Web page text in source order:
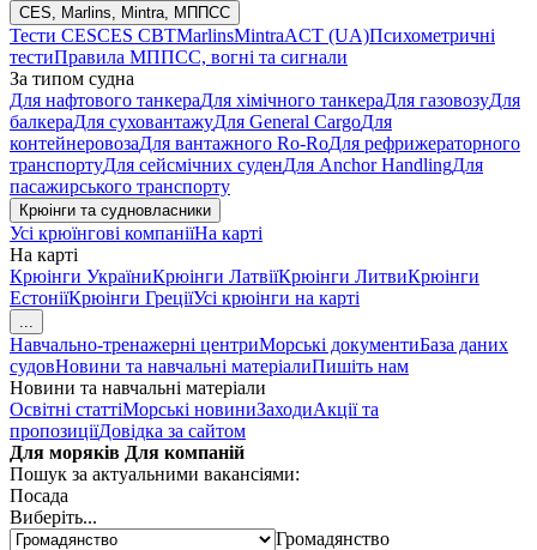
CES, Marlins, Mintra, МППСС
Тести CESCES CBTMarlinsMintraACT (UA)Психометричні
тестиПравила МППСС, вогні та сигнали
За типом судна
Для нафтового танкераДля хімічного танкераДля газовозуДля
балкераДля суховантажуДля General CargoДля
контейнеровозаДля вантажного Ro-RoДля рефрижераторного
транспортуДля сейсмічних суденДля Anchor HandlingДля
пасажирського транспорту
Крюінги та судновласники
Усі крюїнгові компаніїНа карті
На карті
Крюінги УкраїниКрюінги ЛатвіїКрюінги ЛитвиКрюінги
ЕстоніїКрюінги ГреціїУсі крюінги на карті
...
Навчально-тренажерні центриМорські документиБаза даних
судовНовини та навчальні матеріалиПишіть нам
Новини та навчальні матеріали
Освітні статтіМорські новиниЗаходиАкції та
пропозиціїДовідка за сайтом
Для моряків Для компаній
Пошук за актуальними вакансіями:
Посада
Виберіть...
Громадянство